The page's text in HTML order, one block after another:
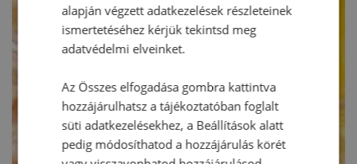
alapján végzett adatkezelések részleteinek
ismertetéséhez kérjük tekintsd meg
adatvédelmi elveinket.
Az Összes elfogadása gombra kattintva
hozzájárulhatsz a tájékoztatóban foglalt
süti adatkezelésekhez, a Beállítások alatt
pedig módosíthatod a hozzájárulás körét